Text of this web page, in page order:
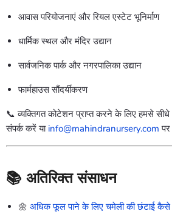
आवास परियोजनाएं और रियल एस्टेट भूनिर्माण
धार्मिक स्थल और मंदिर उद्यान
सार्वजनिक पार्क और नगरपालिका उद्यान
फार्महाउस सौंदर्यीकरण
📞 व्यक्तिगत कोटेशन प्राप्त करने के लिए हमसे
संपर्क करें या info@mahindranursery.com
📚 अतिरिक्त संसाधन
🌼 अधिक फूल पाने के लिए चमेली की छंटाई